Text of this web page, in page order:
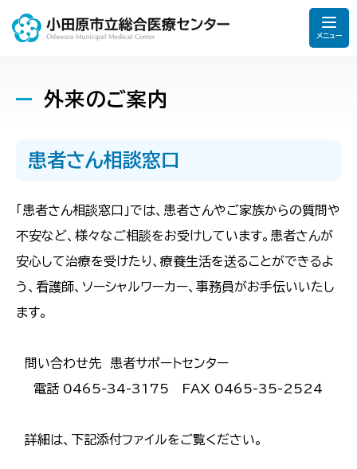
メニュー
外来のご案内
患者さん相談窓口
「患者さん相談窓口」では、患者さんやご家族からの質問や
不安など、様々なご相談をお受けしています。患者さんが
安心して治療を受けたり、療養生活を送ることができるよ
う、看護師、ソーシャルワーカー、事務員がお手伝いいたし
ます。
問い合わせ先 患者サポートセンター
電話 0465-34-3175 FAX 0465-35-2524
詳細は、下記添付ファイルをご覧ください。